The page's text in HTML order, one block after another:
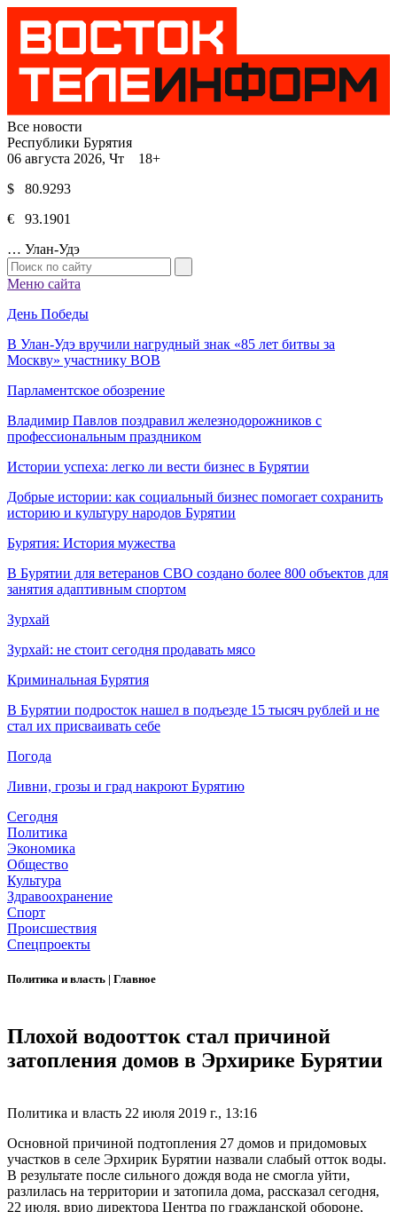
Все новости
Республики Бурятия
06 августа 2026, Чт 18+
$ 80.9293
€ 93.1901
… Улан-Удэ
Меню сайта
День Победы
В Улан-Удэ вручили нагрудный знак «85 лет битвы за
Москву» участнику ВОВ
Парламентское обозрение
Владимир Павлов поздравил железнодорожников с
профессиональным праздником
Истории успеха: легко ли вести бизнес в Бурятии
Добрые истории: как социальный бизнес помогает сохранить
историю и культуру народов Бурятии
Бурятия: История мужества
В Бурятии для ветеранов СВО создано более 800 объектов для
занятия адаптивным спортом
Зурхай
Зурхай: не стоит сегодня продавать мясо
Криминальная Бурятия
В Бурятии подросток нашел в подъезде 15 тысяч рублей и не
стал их присваивать себе
Погода
Ливни, грозы и град накроют Бурятию
Сегодня
Политика
Экономика
Общество
Культура
Здравоохранение
Спорт
Происшествия
Спецпроекты
Политика и власть | Главное
Плохой водоотток стал причиной
затопления домов в Эрхирике Бурятии
Политика и власть 22 июля 2019 г., 13:16
Основной причиной подтопления 27 домов и придомовых
участков в селе Эрхирик Бурятии назвали слабый отток воды.
В результате после сильного дождя вода не смогла уйти,
разлилась на территории и затопила дома, рассказал сегодня,
22 июля, врио директора Центра по гражданской обороне,